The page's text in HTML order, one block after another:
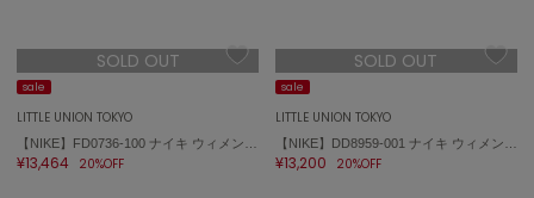
SOLD OUT
sale
LITTLE UNION TOKYO
¥13,464 20%OFF
SOLD OUT
sale
LITTLE UNION TOKYO
¥13,200 20%OFF